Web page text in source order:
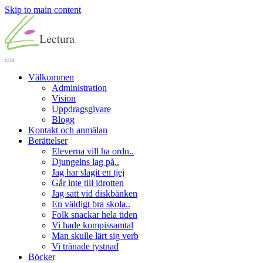
Skip to main content
Välkommen
Administration
Vision
Uppdragsgivare
Blogg
Kontakt och anmälan
Berättelser
Eleverna vill ha ordn..
Djungelns lag på..
Jag har slagit en tjej
Går inte till idrotten
Jag satt vid diskbänken
En väldigt bra skola..
Folk snackar hela tiden
Vi hade kompissamtal
Man skulle lärt sig verb
Vi tränade tystnad
Böcker